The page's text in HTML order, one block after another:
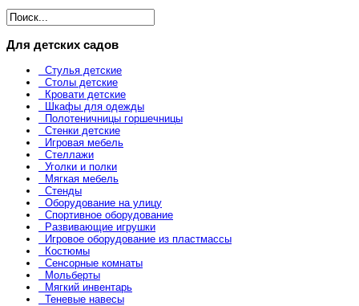
Для детских садов
Стулья детские
Столы детские
Кровати детские
Шкафы для одежды
Полотеничницы горшечницы
Стенки детские
Игровая мебель
Стеллажи
Уголки и полки
Мягкая мебель
Стенды
Оборудование на улицу
Спортивное оборудование
Развивающие игрушки
Игровое оборудование из пластмассы
Костюмы
Сенсорные комнаты
Мольберты
Мягкий инвентарь
Теневые навесы